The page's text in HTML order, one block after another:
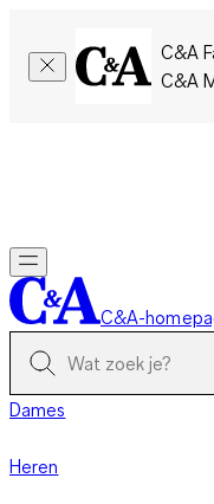
C&A
C&A
C&A-
Dames
Heren